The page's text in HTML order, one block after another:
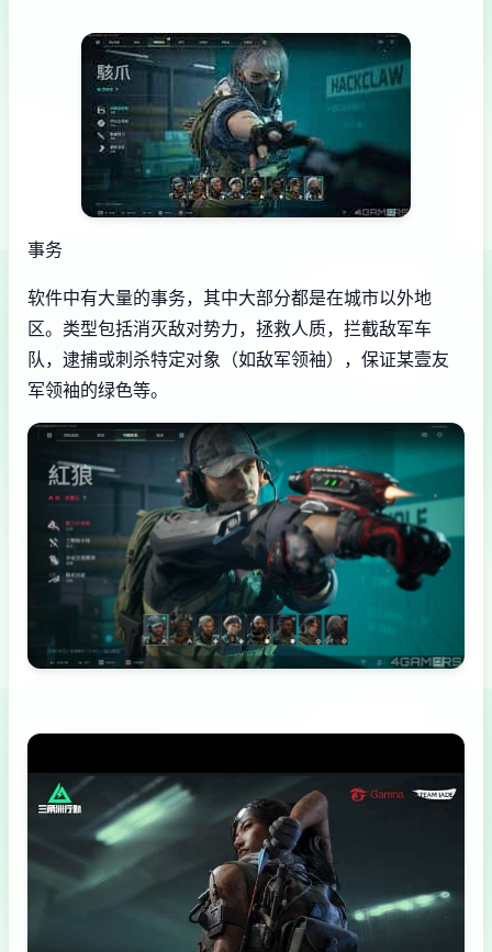
事务
软件中有大量的事务，其中大部分都是在城市以外地
区。类型包括消灭敌对势力，拯救人质，拦截敌军车
队，逮捕或刺杀特定对象（如敌军领袖），保证某壹友
军领袖的绿色等。